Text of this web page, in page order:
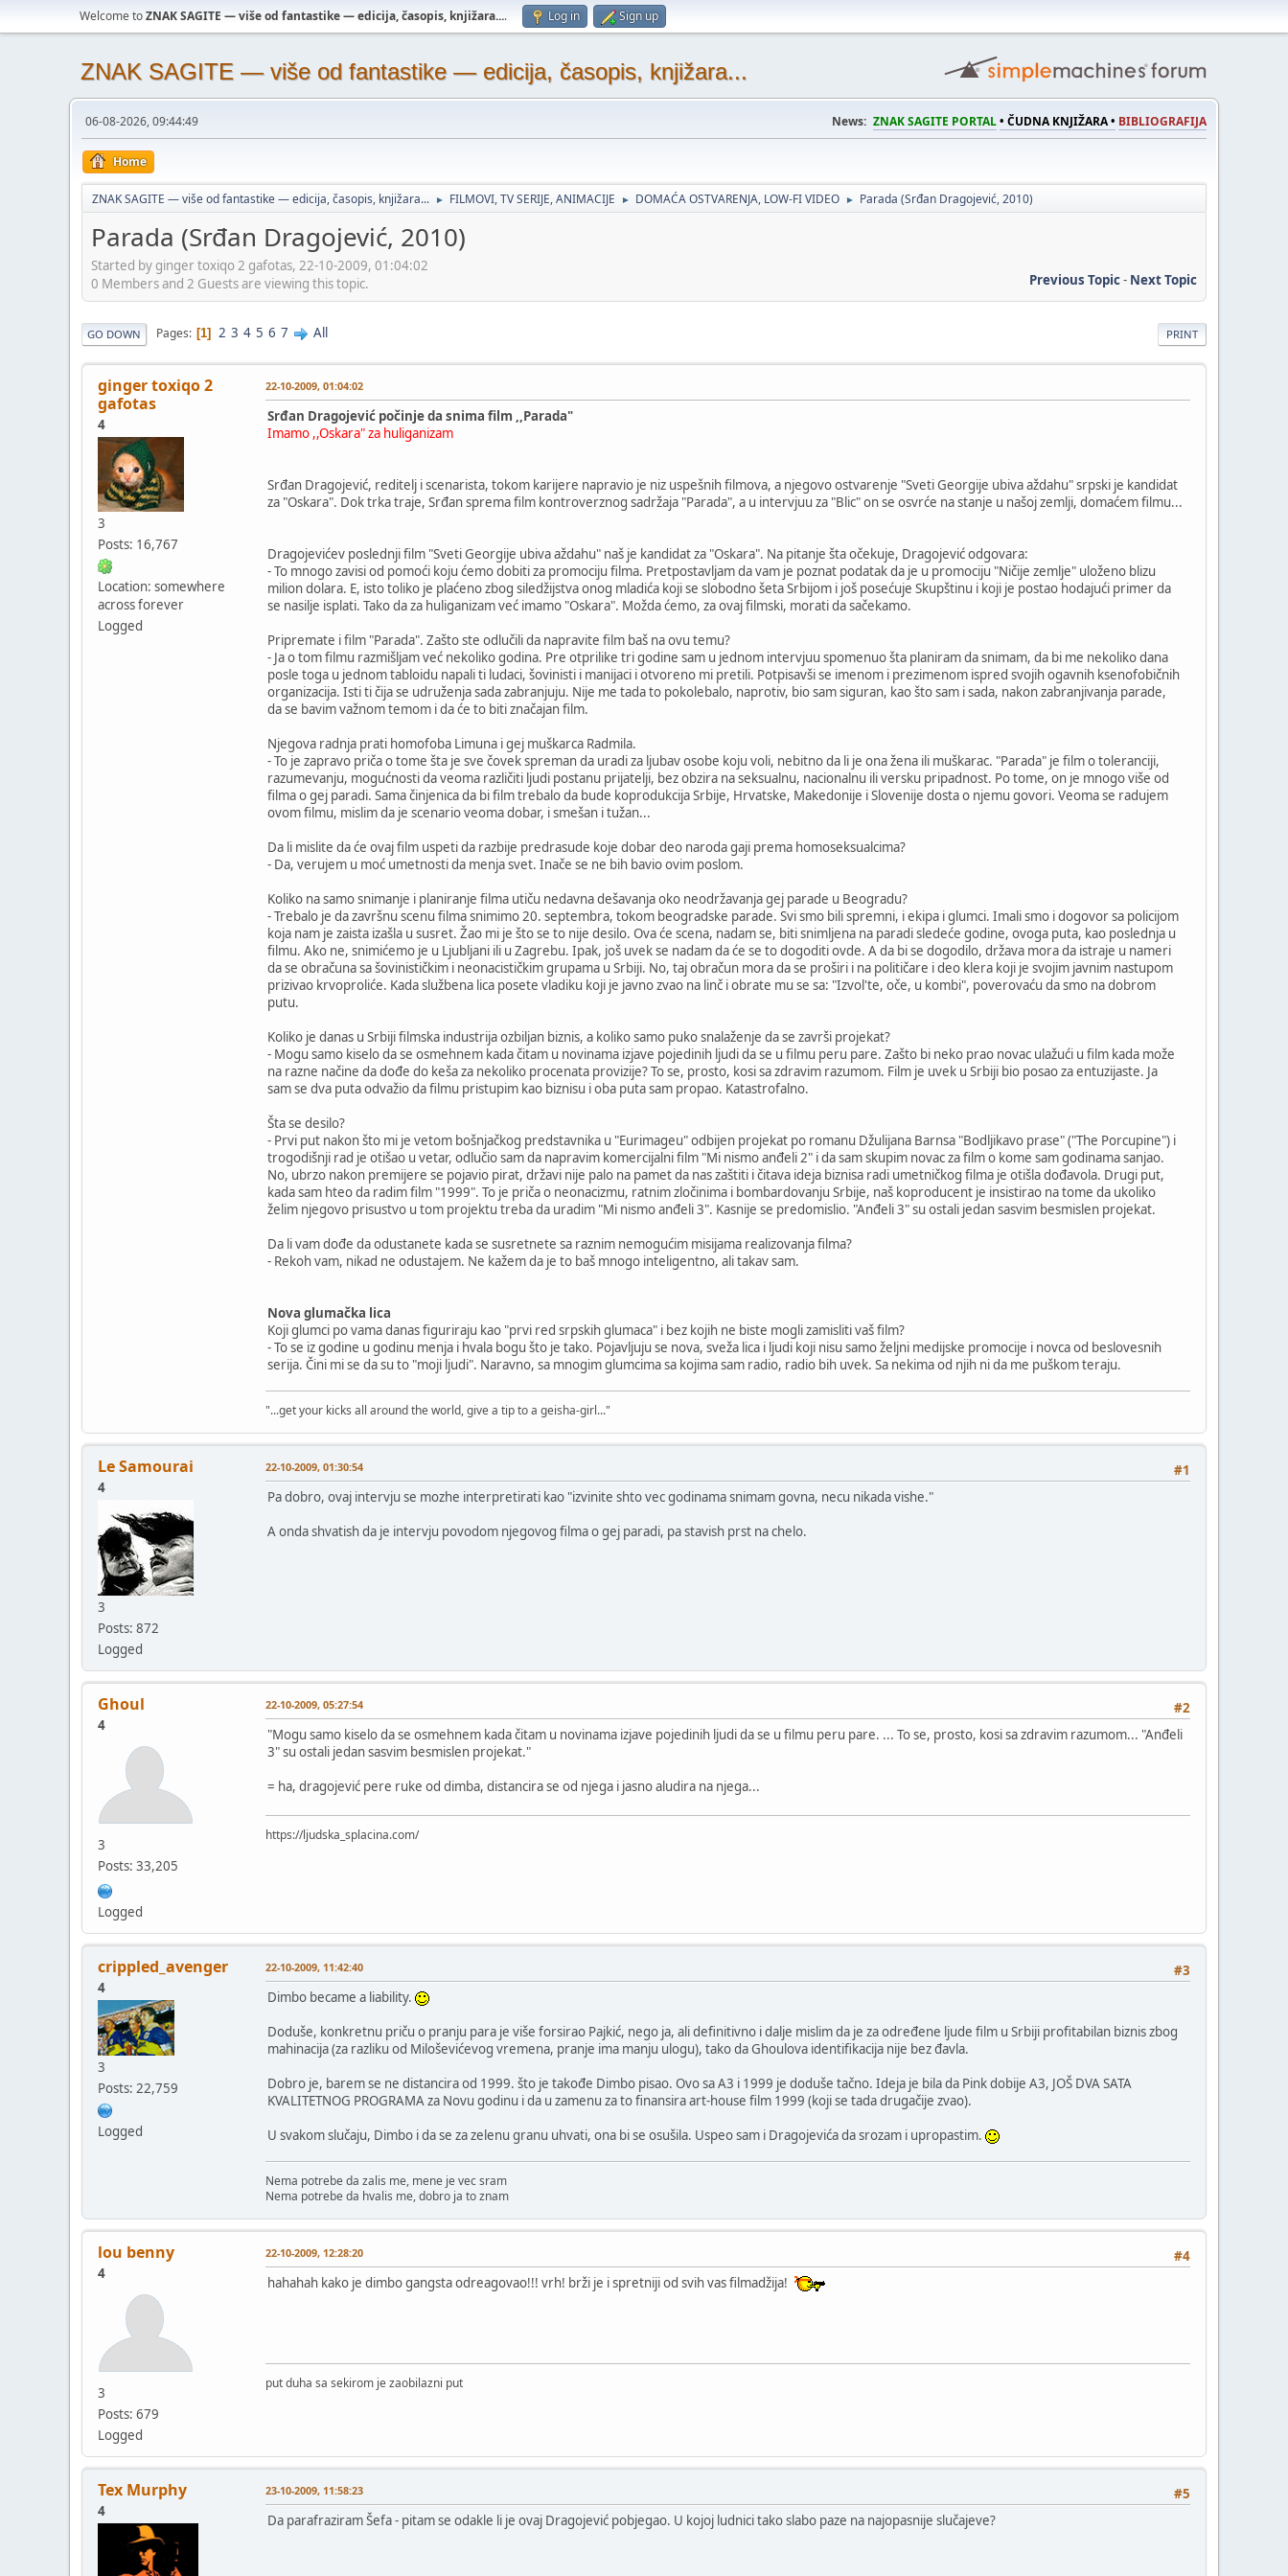
Welcome toZNAK SAGITE — više od fantastike — edicija, časopis, knjižara.... Log in Sign up
ZNAK SAGITE — više od fantastike — edicija, časopis, knjižara...
06-08-2026, 09:44:49 News: ZNAK SAGITE PORTAL• ČUDNA KNJIŽARA • BIBLIOGRAFIJA
Home
ZNAK SAGITE — više od fantastike — edicija, časopis, knjižara... ► FILMOVI, TV SERIJE, ANIMACIJE ► DOMAĆA OSTVARENJA, LOW-FI VIDEO ► Parada (Srđan Dragojević, 2010)
Parada (Srđan Dragojević, 2010)
Started by ginger toxiqo 2 gafotas, 22-10-2009, 01:04:02
Previous Topic- Next Topic
0 Members and 2 Guests are viewing this topic.
PRINT
GO DOWN Pages 1 2 3 4 5 6 7 All
ginger toxiqo 2
gafotas
4
3
Posts: 16,767
Location: somewhere
across forever
Logged
22-10-2009, 01:04:02
Srđan Dragojević počinje da snima film ,,Parada"
Imamo ,,Oskara" za huliganizam
Srđan Dragojević, reditelj i scenarista, tokom karijere napravio je niz uspešnih filmova, a njegovo ostvarenje "Sveti Georgije ubiva aždahu" srpski je kandidat
za "Oskara". Dok trka traje, Srđan sprema film kontroverznog sadržaja "Parada", a u intervjuu za "Blic" on se osvrće na stanje u našoj zemlji, domaćem filmu...
Dragojevićev poslednji film "Sveti Georgije ubiva aždahu" naš je kandidat za "Oskara". Na pitanje šta očekuje, Dragojević odgovara:
- To mnogo zavisi od pomoći koju ćemo dobiti za promociju filma. Pretpostavljam da vam je poznat podatak da je u promociju "Ničije zemlje" uloženo blizu
milion dolara. E, isto toliko je plaćeno zbog siledžijstva onog mladića koji se slobodno šeta Srbijom i još posećuje Skupštinu i koji je postao hodajući primer da
se nasilje isplati. Tako da za huliganizam već imamo "Oskara". Možda ćemo, za ovaj filmski, morati da sačekamo.
Pripremate i film "Parada". Zašto ste odlučili da napravite film baš na ovu temu?
- Ja o tom filmu razmišljam već nekoliko godina. Pre otprilike tri godine sam u jednom intervjuu spomenuo šta planiram da snimam, da bi me nekoliko dana
posle toga u jednom tabloidu napali ti ludaci, šovinisti i manijaci i otvoreno mi pretili. Potpisavši se imenom i prezimenom ispred svojih ogavnih ksenofobičnih
organizacija. Isti ti čija se udruženja sada zabranjuju. Nije me tada to pokolebalo, naprotiv, bio sam siguran, kao što sam i sada, nakon zabranjivanja parade,
da se bavim važnom temom i da će to biti značajan film.
Njegova radnja prati homofoba Limuna i gej muškarca Radmila.
- To je zapravo priča o tome šta je sve čovek spreman da uradi za ljubav osobe koju voli, nebitno da li je ona žena ili muškarac. "Parada" je film o toleranciji,
razumevanju, mogućnosti da veoma različiti ljudi postanu prijatelji, bez obzira na seksualnu, nacionalnu ili versku pripadnost. Po tome, on je mnogo više od
filma o gej paradi. Sama činjenica da bi film trebalo da bude koprodukcija Srbije, Hrvatske, Makedonije i Slovenije dosta o njemu govori. Veoma se radujem
ovom filmu, mislim da je scenario veoma dobar, i smešan i tužan...
Da li mislite da će ovaj film uspeti da razbije predrasude koje dobar deo naroda gaji prema homoseksualcima?
- Da, verujem u moć umetnosti da menja svet. Inače se ne bih bavio ovim poslom.
Koliko na samo snimanje i planiranje filma utiču nedavna dešavanja oko neodržavanja gej parade u Beogradu?
- Trebalo je da završnu scenu filma snimimo 20. septembra, tokom beogradske parade. Svi smo bili spremni, i ekipa i glumci. Imali smo i dogovor sa policijom
koja nam je zaista izašla u susret. Žao mi je što se to nije desilo. Ova će scena, nadam se, biti snimljena na paradi sledeće godine, ovoga puta, kao poslednja u
filmu. Ako ne, snimićemo je u Ljubljani ili u Zagrebu. Ipak, još uvek se nadam da će se to dogoditi ovde. A da bi se dogodilo, država mora da istraje u nameri
da se obračuna sa šovinističkim i neonacističkim grupama u Srbiji. No, taj obračun mora da se proširi i na političare i deo klera koji je svojim javnim nastupom
prizivao krvoproliće. Kada službena lica posete vladiku koji je javno zvao na linč i obrate mu se sa: "Izvol'te, oče, u kombi", poverovaću da smo na dobrom
putu.
Koliko je danas u Srbiji filmska industrija ozbiljan biznis, a koliko samo puko snalaženje da se završi projekat?
- Mogu samo kiselo da se osmehnem kada čitam u novinama izjave pojedinih ljudi da se u filmu peru pare. Zašto bi neko prao novac ulažući u film kada može
na razne načine da dođe do keša za nekoliko procenata provizije? To se, prosto, kosi sa zdravim razumom. Film je uvek u Srbiji bio posao za entuzijaste. Ja
sam se dva puta odvažio da filmu pristupim kao biznisu i oba puta sam propao. Katastrofalno.
Šta se desilo?
- Prvi put nakon što mi je vetom bošnjačkog predstavnika u "Eurimageu" odbijen projekat po romanu Džulijana Barnsa "Bodljikavo prase" ("The Porcupine") i
trogodišnji rad je otišao u vetar, odlučio sam da napravim komercijalni film "Mi nismo anđeli 2" i da sam skupim novac za film o kome sam godinama sanjao.
No, ubrzo nakon premijere se pojavio pirat, državi nije palo na pamet da nas zaštiti i čitava ideja biznisa radi umetničkog filma je otišla dođavola. Drugi put,
kada sam hteo da radim film "1999". To je priča o neonacizmu, ratnim zločinima i bombardovanju Srbije, naš koproducent je insistirao na tome da ukoliko
želim njegovo prisustvo u tom projektu treba da uradim "Mi nismo anđeli 3". Kasnije se predomislio. "Anđeli 3" su ostali jedan sasvim besmislen projekat.
Da li vam dođe da odustanete kada se susretnete sa raznim nemogućim misijama realizovanja filma?
- Rekoh vam, nikad ne odustajem. Ne kažem da je to baš mnogo inteligentno, ali takav sam.
Nova glumačka lica
Koji glumci po vama danas figuriraju kao "prvi red srpskih glumaca" i bez kojih ne biste mogli zamisliti vaš film?
- To se iz godine u godinu menja i hvala bogu što je tako. Pojavljuju se nova, sveža lica i ljudi koji nisu samo željni medijske promocije i novca od beslovesnih
serija. Čini mi se da su to "moji ljudi". Naravno, sa mnogim glumcima sa kojima sam radio, radio bih uvek. Sa nekima od njih ni da me puškom teraju.
"...get your kicks all around the world, give a tip to a geisha-girl..."
Le Samourai
4
3
Posts: 872
Logged
#1
22-10-2009, 01:30:54
Pa dobro, ovaj intervju se mozhe interpretirati kao "izvinite shto vec godinama snimam govna, necu nikada vishe."
A onda shvatish da je intervju povodom njegovog filma o gej paradi, pa stavish prst na chelo.
Ghoul
4
3
Posts: 33,205
Logged
#2
22-10-2009, 05:27:54
"Mogu samo kiselo da se osmehnem kada čitam u novinama izjave pojedinih ljudi da se u filmu peru pare. ... To se, prosto, kosi sa zdravim razumom... "Anđeli
3" su ostali jedan sasvim besmislen projekat."
= ha, dragojević pere ruke od dimba, distancira se od njega i jasno aludira na njega...
https://ljudska_splacina.com/
crippled_avenger
4
3
Posts: 22,759
Logged
#3
22-10-2009, 11:42:40
Dimbo became a liability.
Doduše, konkretnu priču o pranju para je više forsirao Pajkić, nego ja, ali definitivno i dalje mislim da je za određene ljude film u Srbiji profitabilan biznis zbog
mahinacija (za razliku od Miloševićevog vremena, pranje ima manju ulogu), tako da Ghoulova identifikacija nije bez đavla.
Dobro je, barem se ne distancira od 1999. što je takođe Dimbo pisao. Ovo sa A3 i 1999 je doduše tačno. Ideja je bila da Pink dobije A3, JOŠ DVA SATA
KVALITETNOG PROGRAMA za Novu godinu i da u zamenu za to finansira art-house film 1999 (koji se tada drugačije zvao).
U svakom slučaju, Dimbo i da se za zelenu granu uhvati, ona bi se osušila. Uspeo sam i Dragojevića da srozam i upropastim.
Nema potrebe da zalis me, mene je vec sram
Nema potrebe da hvalis me, dobro ja to znam
lou benny
4
3
Posts: 679
Logged
#4
22-10-2009, 12:28:20
hahahah kako je dimbo gangsta odreagovao!!! vrh! brži je i spretniji od svih vas filmadžija!
put duha sa sekirom je zaobilazni put
Tex Murphy
4
#5
23-10-2009, 11:58:23
Da parafraziram Šefa - pitam se odakle li je ovaj Dragojević pobjegao. U kojoj ludnici tako slabo paze na najopasnije slučajeve?